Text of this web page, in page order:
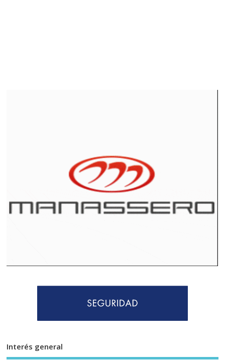
Interés general